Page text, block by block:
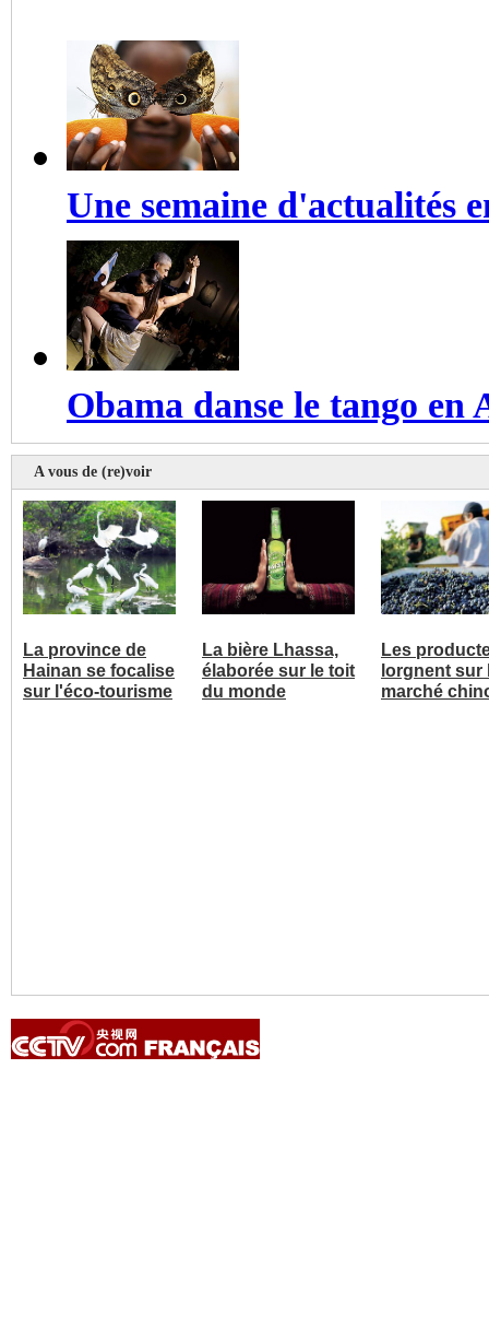
Une semaine d'actualités
Obama danse le tango en
A vous de (re)voir
La province de
Hainan se focalise
sur l'éco-tourisme
La bière Lhassa,
élaborée sur le toit
du monde
Les
lorgnent sur
marché